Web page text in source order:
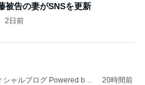
被告の妻がSNSを更新
2日前
ャルブログ Powered by
20時間前